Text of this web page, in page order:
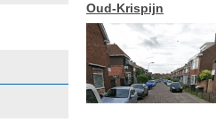
Oud-Krispijn